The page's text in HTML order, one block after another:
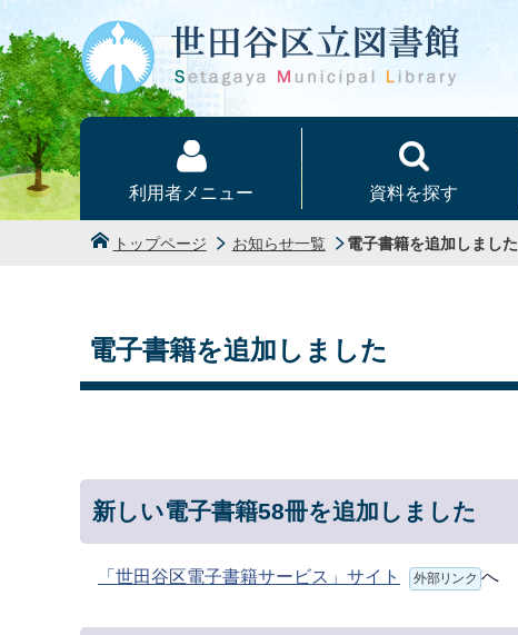
本文へ
利用者メニュー 資料を探す
トップページ お知らせ一覧 電子書籍を追加しました
電子書籍を追加しました
新しい電子書籍58冊を追加しました
「世田谷区電子書籍サービス」サイト 外部リンク へ